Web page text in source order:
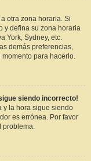
otra zona horaria. Si
y defina su zona horaria
York, Sydney, etc.
demás preferencias,
para hacerlo.
siendo incorrecto!
y la hora sigue siendo
es errónea. Por favor
problema.